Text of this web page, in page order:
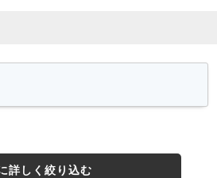
詳しく絞り込む